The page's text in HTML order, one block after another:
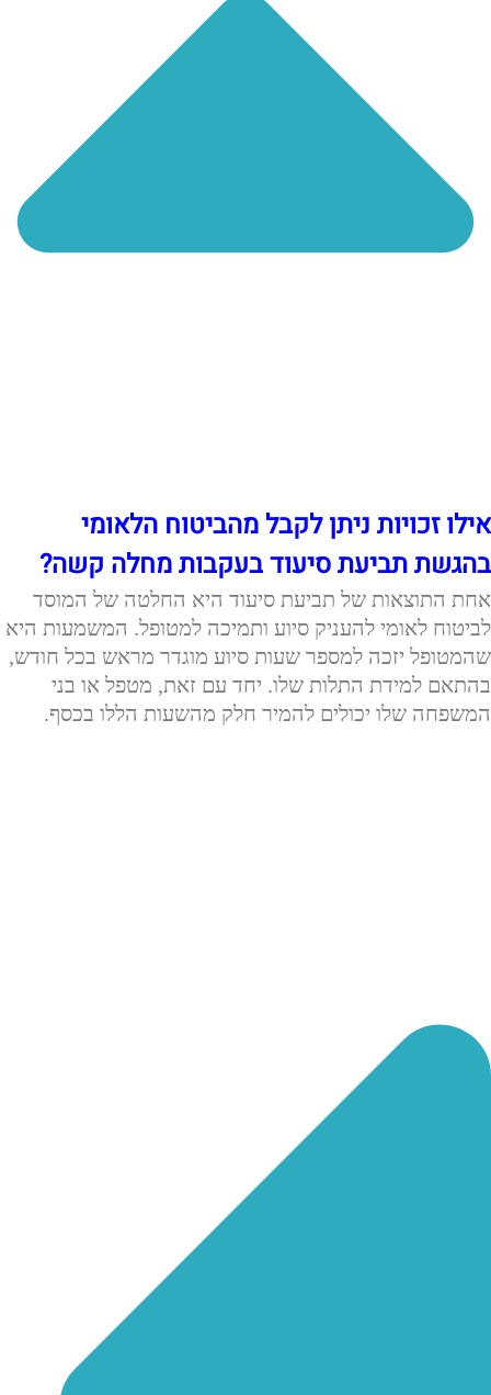
אילו זכויות ניתן לקבל מהביטוח הלאומי
בהגשת תביעת סיעוד בעקבות מחלה קשה?
אחת התוצאות של תביעת סיעוד היא החלטה של המוסד
לביטוח לאומי להעניק סיוע ותמיכה למטופל. המשמעות היא
שהמטופל יזכה למספר שעות סיוע מוגדר מראש בכל חודש,
בהתאם למידת התלות שלו. יחד עם זאת, מטפל או בני
המשפחה שלו יכולים להמיר חלק מהשעות הללו בכסף.